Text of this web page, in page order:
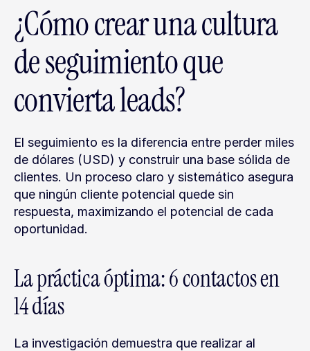
¿Cómo crear una cultura
de seguimiento que
convierta leads?
El seguimiento es la diferencia entre perder miles
de dólares (USD) y construir una base sólida de
clientes. Un proceso claro y sistemático asegura
que ningún cliente potencial quede sin
respuesta, maximizando el potencial de cada
oportunidad.
La práctica óptima: 6 contactos en
14 días
La investigación demuestra que realizar al